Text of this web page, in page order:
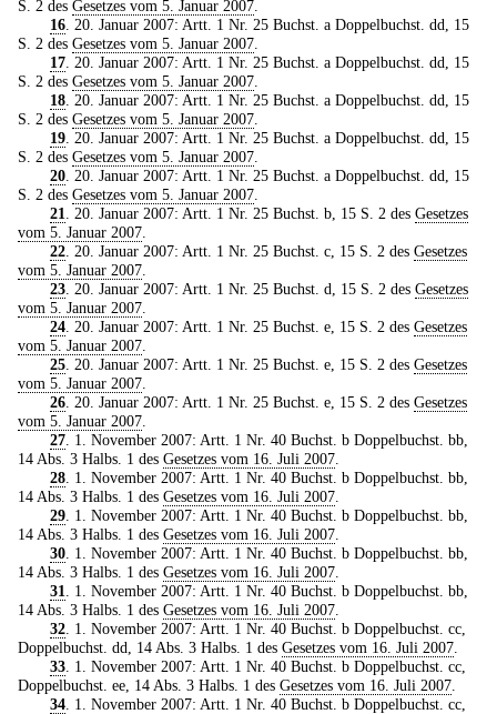
S. 2 des Gesetzes vom 5. Januar 2007
16. 20. Januar 2007: Artt. 1 Nr. 25 Buchst. a Doppelbuchst. dd, 15
S. 2 des Gesetzes vom 5. Januar 2007
17. 20. Januar 2007: Artt. 1 Nr. 25 Buchst. a Doppelbuchst. dd, 15
S. 2 des Gesetzes vom 5. Januar 2007
18. 20. Januar 2007: Artt. 1 Nr. 25 Buchst. a Doppelbuchst. dd, 15
S. 2 des Gesetzes vom 5. Januar 2007
19. 20. Januar 2007: Artt. 1 Nr. 25 Buchst. a Doppelbuchst. dd, 15
S. 2 des Gesetzes vom 5. Januar 2007
20. 20. Januar 2007: Artt. 1 Nr. 25 Buchst. a Doppelbuchst. dd, 15
S. 2 des Gesetzes vom 5. Januar 2007
21
. 20. Januar 2007: Artt. 1 Nr. 25 Buchst. b, 15 S. 2 des Gesetzes
vom 5. Januar 2007
22. 20. Januar 2007: Artt. 1 Nr. 25 Buchst. c, 15 S. 2 des Gesetzes
vom 5. Januar 2007
23. 20. Januar 2007: Artt. 1 Nr. 25 Buchst. d, 15 S. 2 des Gesetzes
vom 5. Januar 2007
24. 20. Januar 2007: Artt. 1 Nr. 25 Buchst. e, 15 S. 2 des Gesetzes
vom 5. Januar 2007
25. 20. Januar 2007: Artt. 1 Nr. 25 Buchst. e, 15 S. 2 des Gesetzes
vom 5. Januar 2007
26. 20. Januar 2007: Artt. 1 Nr. 25 Buchst. e, 15 S. 2 des Gesetzes
vom 5. Januar 2007
27. 1. November 2007: Artt. 1 Nr. 40 Buchst. b Doppelbuchst. bb,
14 Abs. 3 Halbs. 1 des Gesetzes vom 16. Juli 2007
28. 1. November 2007: Artt. 1 Nr. 40 Buchst. b Doppelbuchst. bb,
14 Abs. 3 Halbs. 1 des Gesetzes vom 16. Juli 2007
29. 1. November 2007: Artt. 1 Nr. 40 Buchst. b Doppelbuchst. bb,
14 Abs. 3 Halbs. 1 des Gesetzes vom 16. Juli 2007
30. 1. November 2007: Artt. 1 Nr. 40 Buchst. b Doppelbuchst. bb,
14 Abs. 3 Halbs. 1 des Gesetzes vom 16. Juli 2007
31
. 1. November 2007: Artt. 1 Nr. 40 Buchst. b Doppelbuchst. bb,
14 Abs. 3 Halbs. 1 des Gesetzes vom 16. Juli 2007
32. 1. November 2007: Artt. 1 Nr. 40 Buchst. b Doppelbuchst. cc,
Doppelbuchst. dd, 14 Abs. 3 Halbs. 1 des Gesetzes vom 16. Juli 2007
33. 1. November 2007: Artt. 1 Nr. 40 Buchst. b Doppelbuchst. cc,
Doppelbuchst. ee, 14 Abs. 3 Halbs. 1 des Gesetzes vom 16. Juli 2007
34. 1. November 2007: Artt. 1 Nr. 40 Buchst. b Doppelbuchst. cc,